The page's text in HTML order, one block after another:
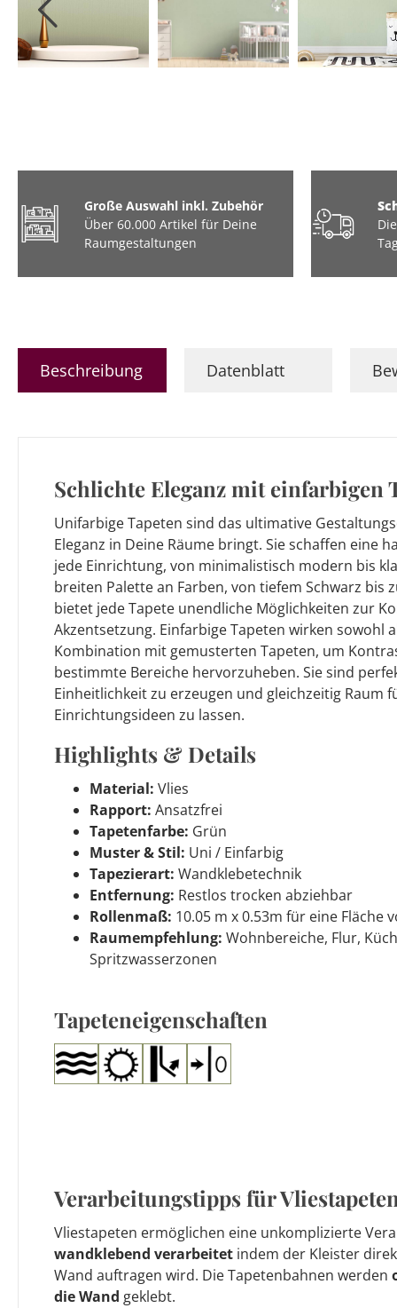
Barock Marmor
Große Auswahl inkl. Zubehör
Über 60.000 Artikel für Deine
Raumgestaltungen
Beschreibung Datenblatt
Schlichte Eleganz mit einfarbigen
Unifarbige Tapeten sind das ultimative
Eleganz in Deine Räume bringt. Sie schaffen eine
jede Einrichtung, von minimalistisch modern bis
breiten Palette an Farben, von tiefem Schwarz bis
bietet jede Tapete unendliche Möglichkeiten zur
Akzentsetzung. Einfarbige Tapeten wirken sowohl
Kombination mit gemusterten Tapeten, um
bestimmte Bereiche hervorzuheben. Sie sind
Einheitlichkeit zu erzeugen und gleichzeitig Raum
Einrichtungsideen zu lassen.
Highlights & Details
Material: Vlies
Rapport: Ansatzfrei
Tapetenfarbe: Grün
Muster & Stil: Uni / Einfarbig
Tapezierart: Wandklebetechnik
Entfernung: Restlos trocken abziehbar
Rollenmaß: 10.05 m x 0.53m für eine Fläche
Raumempfehlung: Wohnbereiche, Flur,
Spritzwasserzonen
Tapeteneigenschaften
Verarbeitungstipps für Vliestapeten
Vliestapeten ermöglichen eine unkomplizierte
wandklebend verarbeitet indem der Kleister
Wand auftragen wird. Die Tapetenbahnen werden
die Wand geklebt.